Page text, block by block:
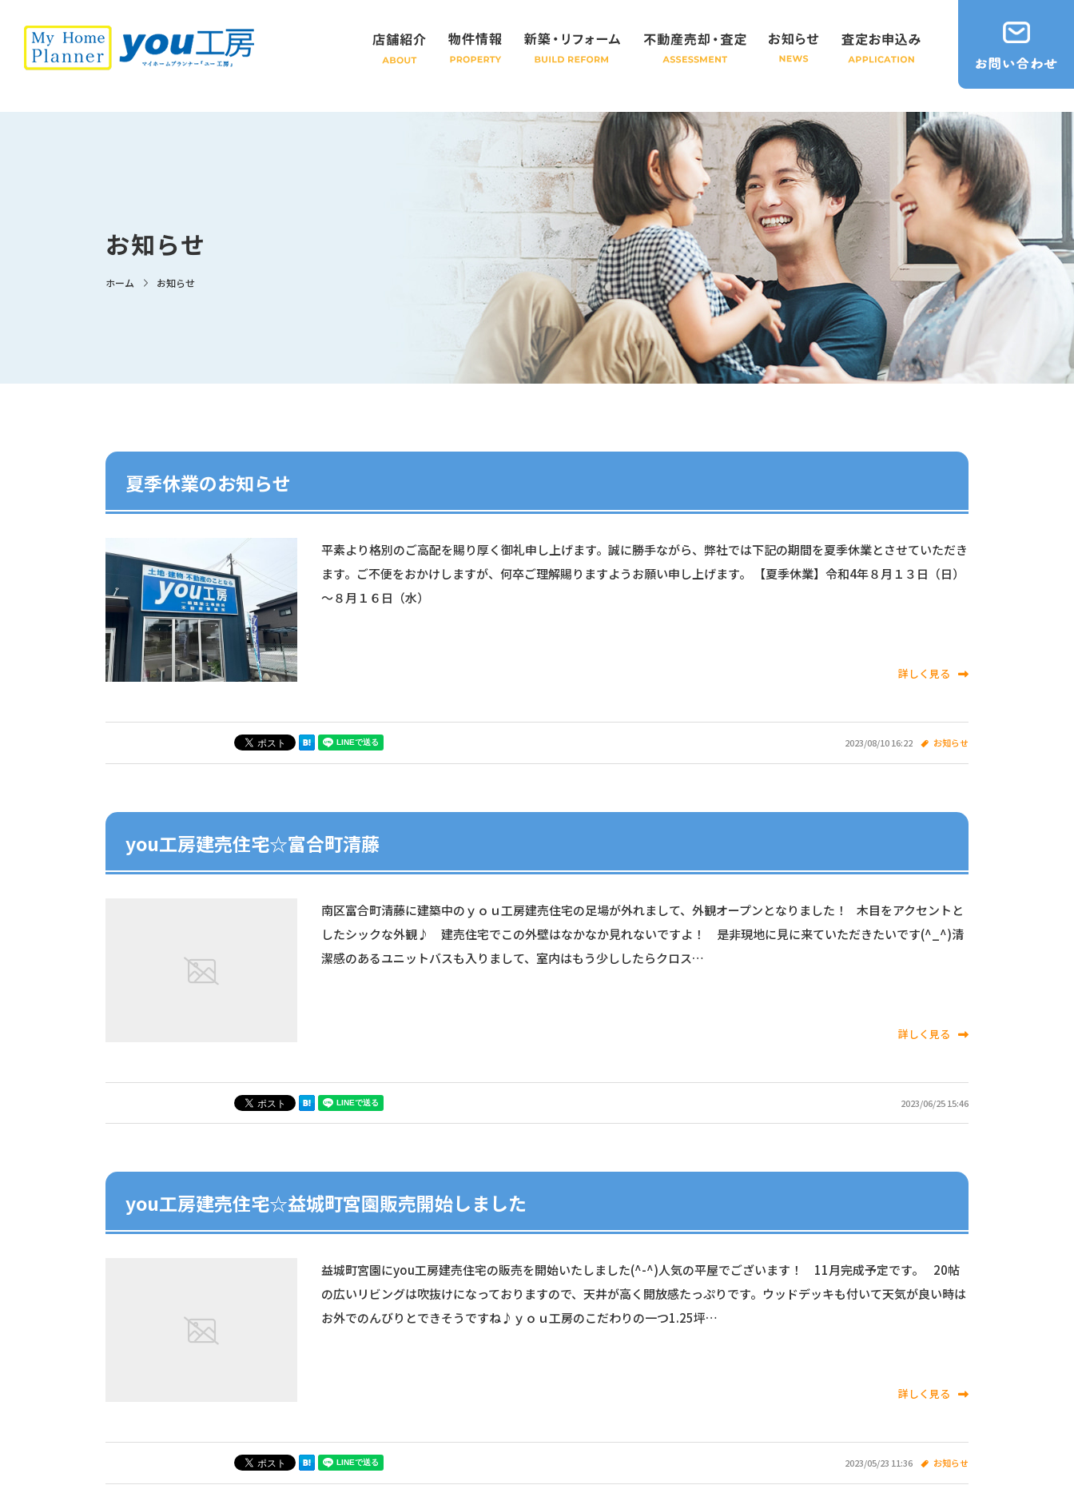
お知らせ
ホーム お知らせ
夏季休業のお知らせ
平素より格別のご高配を賜り厚く御礼申し上げます。誠に勝手ながら、弊社では下記の期間を夏季休業とさせていただき
ます。ご不便をおかけしますが、何卒ご理解賜りますようお願い申し上げます。 【夏季休業】令和4年８月１３日（日）
～８月１６日（水）
詳しく見る
2023/08/10 16:22 お知らせ
you工房建売住宅☆富合町清藤
南区富合町清藤に建築中のｙｏｕ工房建売住宅の足場が外れまして、外観オープンとなりました！ 木目をアクセントと
したシックな外観♪ 建売住宅でこの外壁はなかなか見れないですよ！ 是非現地に見に来ていただきたいです(^_^)清
潔感のあるユニットバスも入りまして、室内はもう少ししたらクロス…
詳しく見る
2023/06/25 15:46
you工房建売住宅☆益城町宮園販売開始しました
益城町宮園にyou工房建売住宅の販売を開始いたしました(^-^)人気の平屋でございます！ 11月完成予定です。 20帖
の広いリビングは吹抜けになっておりますので、天井が高く開放感たっぷりです。ウッドデッキも付いて天気が良い時は
お外でのんびりとできそうですね♪ｙｏｕ工房のこだわりの一つ1.25坪…
詳しく見る
2023/05/23 11:36 お知らせ